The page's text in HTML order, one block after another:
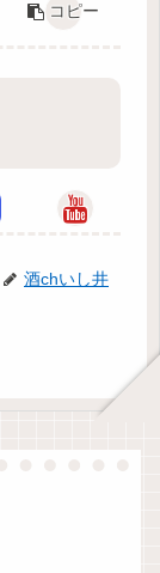
コピー
酒chいし井